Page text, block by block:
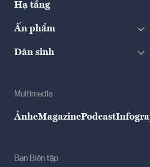
Hạ tầng
Ấn phẩm
Dân sinh
Multimedia
ẢnheMagazinePodcast
Ban Biên tập